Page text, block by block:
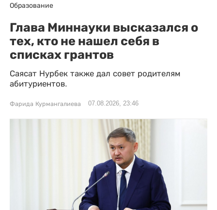
Образование
Глава Миннауки высказался о
тех, кто не нашел себя в
списках грантов
Саясат Нурбек также дал совет родителям
абитуриентов.
Фарида Курмангалиева 07.08.2026, 23:46